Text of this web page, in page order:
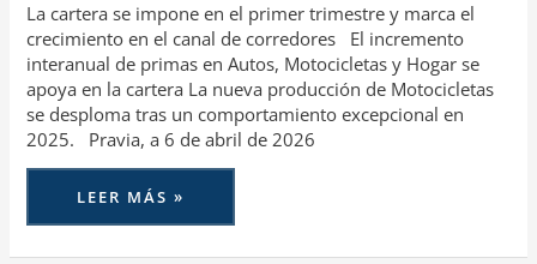
La cartera se impone en el primer trimestre y marca el
crecimiento en el canal de corredores El incremento
interanual de primas en Autos, Motocicletas y Hogar se
apoya en la cartera La nueva producción de Motocicletas
se desploma tras un comportamiento excepcional en
2025. Pravia, a 6 de abril de 2026
LEER MÁS »